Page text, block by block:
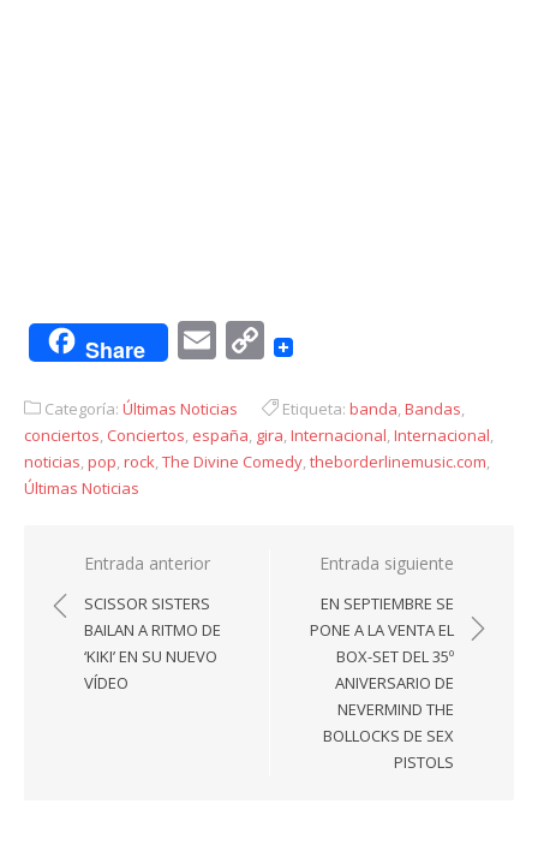
Share EmailCopy
Categoría: Últimas Noticias Etiqueta: banda,Bandas,
conciertos, Conciertos, españa, gira,Internacional,Internacional,
noticias,pop,rock,The Divine Comedy,theborderlinemusic.com,
Últimas Noticias
Navegación
de
entradas
Entrada anterior
SCISSOR SISTERS
BAILAN A RITMO DE
‘KIKI’ EN SU NUEVO
VÍDEO
Entrada siguiente
EN SEPTIEMBRE SE
PONE A LA VENTA EL
BOX-SET DEL 35º
ANIVERSARIO DE
NEVERMIND THE
BOLLOCKS DE SEX
PISTOLS